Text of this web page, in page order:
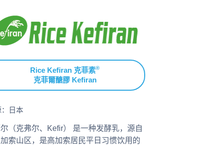
Rice Kefiran 克菲素®
克菲爾醣膠 Kefiran
日本
（克弗尔、Kefir） 是一种发酵乳，源自
索山区，是高加索居民平日习惯饮用的